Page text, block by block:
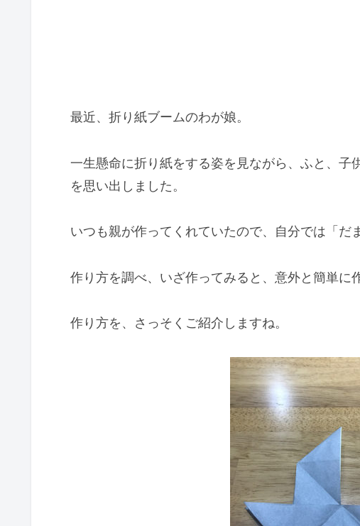
最近、折り紙ブームのわが娘。
一生懸命に折り紙をする姿を見ながら、ふと、子
を思い出しました。
いつも親が作ってくれていたので、自分では「だ
作り方を調べ、いざ作ってみると、意外と簡単に
作り方を、さっそくご紹介しますね。